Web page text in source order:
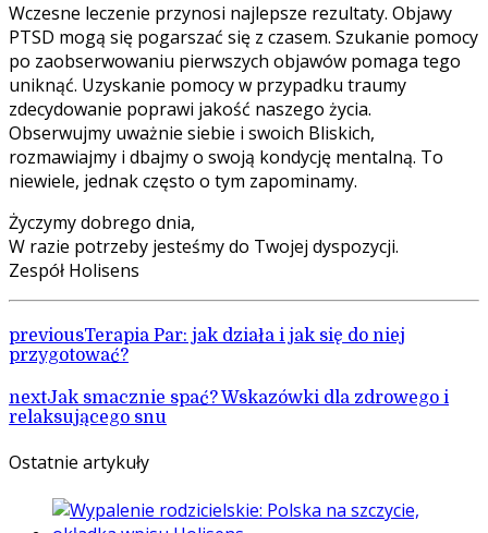
Wczesne leczenie przynosi najlepsze rezultaty. Objawy
PTSD mogą się pogarszać się z czasem. Szukanie pomocy
po zaobserwowaniu pierwszych objawów pomaga tego
uniknąć. Uzyskanie pomocy w przypadku traumy
zdecydowanie poprawi jakość naszego życia.
Obserwujmy uważnie siebie i swoich Bliskich,
rozmawiajmy i dbajmy o swoją kondycję mentalną. To
niewiele, jednak często o tym zapominamy.
Życzymy dobrego dnia,
W razie potrzeby jesteśmy do Twojej dyspozycji.
Zespół Holisens
previousTerapia Par: jak działa i jak się do niej
przygotować?
nextJak smacznie spać? Wskazówki dla zdrowego i
relaksującego snu
Ostatnie artykuły